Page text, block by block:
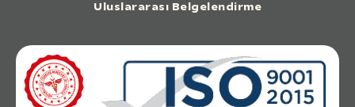
Uluslararası Belgelendirme